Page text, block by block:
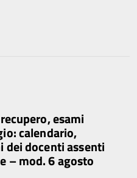
esami
calendario,
dei docenti assenti
– mod. 6 agosto